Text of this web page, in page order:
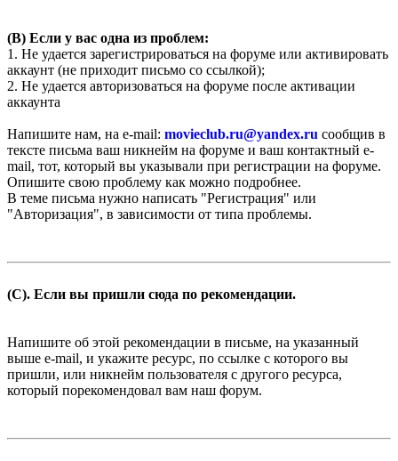
(B) Если у вас одна из проблем:
1. Не удается зарегистрироваться на форуме или активировать
аккаунт (не приходит письмо со ссылкой);
2. Не удается авторизоваться на форуме после активации
аккаунта
Напишите нам, на e-mail: movieclub.ru@yandex.ru сообщив в
тексте письма ваш никнейм на форуме и ваш контактный e-
mail, тот, который вы указывали при регистрации на форуме.
Опишите свою проблему как можно подробнее.
В теме письма нужно написать "Регистрация" или
"Авторизация", в зависимости от типа проблемы.
(C). Если вы пришли сюда по рекомендации.
Напишите об этой рекомендации в письме, на указанный
выше e-mail, и укажите ресурс, по ссылке с которого вы
пришли, или никнейм пользователя с другого ресурса,
который порекомендовал вам наш форум.